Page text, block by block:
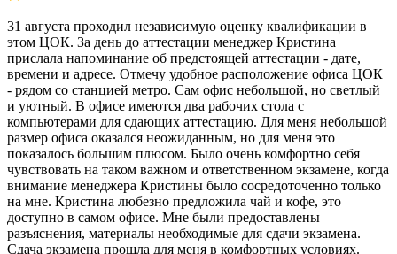
31 августа проходил независимую оценку квалификации в
этом ЦОК. За день до аттестации менеджер Кристина
прислала напоминание об предстоящей аттестации - дате,
времени и адресе. Отмечу удобное расположение офиса ЦОК
- рядом со станцией метро. Сам офис небольшой, но светлый
и уютный. В офисе имеются два рабочих стола с
компьютерами для сдающих аттестацию. Для меня небольшой
размер офиса оказался неожиданным, но для меня это
показалось большим плюсом. Было очень комфортно себя
чувствовать на таком важном и ответственном экзамене, когда
внимание менеджера Кристины было сосредоточенно только
на мне. Кристина любезно предложила чай и кофе, это
доступно в самом офисе. Мне были предоставлены
разъяснения, материалы необходимые для сдачи экзамена.
Сдача экзамена прошла для меня в комфортных условиях.